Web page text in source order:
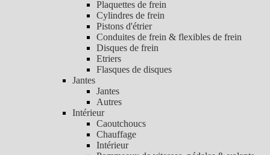
Plaquettes de frein
Cylindres de frein
Pistons d'étrier
Conduites de frein & flexibles de frein
Disques de frein
Etriers
Flasques de disques
Jantes
Jantes
Autres
Intérieur
Caoutchoucs
Chauffage
Intérieur